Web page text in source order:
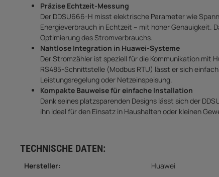
Präzise Echtzeit-Messung
Der DDSU666-H misst elektrische Parameter wie
Energieverbrauch in Echtzeit – mit hoher Genauigkeit.
Optimierung des Stromverbrauchs.
Nahtlose Integration in Huawei-Systeme
Der Stromzähler ist speziell für die Kommunikation mit
RS485-Schnittstelle (Modbus RTU) lässt er sich
Leistungsregelung oder Netzeinspeisung.
Kompakte Bauweise für einfache Installation
Dank seines platzsparenden Designs lässt sich der
ihn ideal für den Einsatz in Haushalten oder kleinen
TECHNISCHE DATEN:
Hersteller:
Huawei